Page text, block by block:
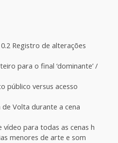
0.2 Registro de alterações
para o final ‘dominante’ /
público versus acesso
Volta durante a cena
vídeo para todas as cenas h
menores de arte e som